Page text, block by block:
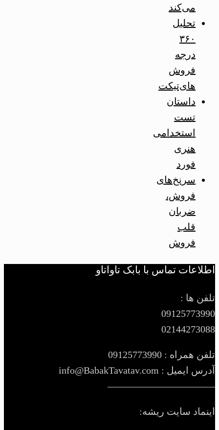
می‌کند
تحلیل
۳۶۰
درجه
فروش
های‌تیکت
داستان
تست
استخدامی
هنری
فورد
سرنخ‌های
فروش،
ضربان
قلب
فروش
اطلاعات تماس با بابک تاواتاو
تلفن ها :
09125773990
02144273088
تلفن همراه : 09125773990
آدرس ایمیل : info@BabakTavatav.com
———————————
اینماد سایت ریشه: